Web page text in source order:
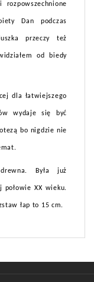
Dan podczas
przeczy też
od biedy
dla łatwiejszego
wydaje się być
bo nigdzie nie
Była już
połowie XX wieku.
łap to 15 cm.